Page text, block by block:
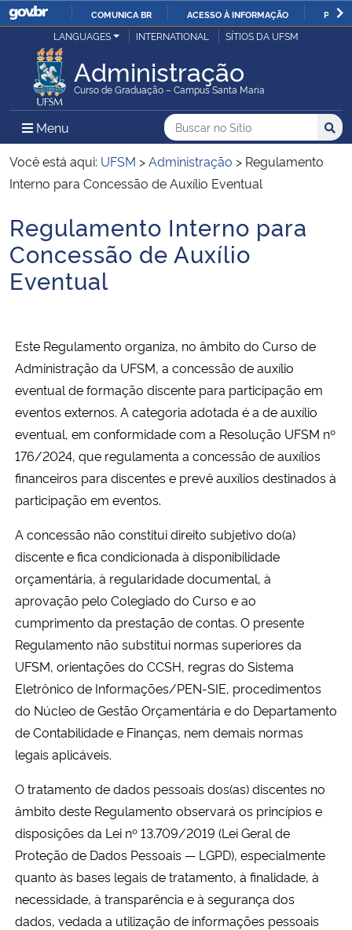
IR
O
COMUNICA BR ACESSO À INFORMAÇÃO
Ministério da Justiça e Segurança Pública
Ministério da Defesa
Ministério das Relações Exteriores
Ministério da Infraestrutura
Ministério da Agricultura, Pecuária e Abastecimento
Ministério da Cidadania
Ministério da Saúde
Ministério da Ciência, Tecnologia, Inovações e Comunicações
Ministério do Meio Ambiente
Ministério do Turismo
Controladoria-Geral da União
Ministério da Mulher, da Família e dos Direitos Humanos
Secretaria-Geral
Gabinete de Segurança Institucional
Advocacia-Geral da União
Banco Central do Brasil
LANGUAGES INTERNATIONAL SÍTIOS DA UFSM
Administração
Curso de Graduação – Campus Santa Maria
Menu Menu Principal do Sítio
Busca
Buscar no no Sítio
Busca:
Você está aqui: UFSM >Administração > Regulamento
Interno para Concessão de Auxílio Eventual
Início do conteúdo
Regulamento Interno para
Concessão de Auxílio
Eventual
Este Regulamento organiza, no âmbito do Curso de
Administração da UFSM, a concessão de auxílio
eventual de formação discente para participação em
eventos externos. A categoria adotada é a de auxílio
eventual, em conformidade com a Resolução UFSM nº
176/2024, que regulamenta a concessão de auxílios
financeiros para discentes e prevê auxílios destinados à
participação em eventos.
A concessão não constitui direito subjetivo do(a)
discente e fica condicionada à disponibilidade
orçamentária, à regularidade documental, à
aprovação pelo Colegiado do Curso e ao
cumprimento da prestação de contas. O presente
Regulamento não substitui normas superiores da
UFSM, orientações do CCSH, regras do Sistema
Eletrônico de Informações/PEN-SIE, procedimentos
do Núcleo de Gestão Orçamentária e do Departamento
de Contabilidade e Finanças, nem demais normas
legais aplicáveis.
O tratamento de dados pessoais dos(as) discentes no
âmbito deste Regulamento observará os princípios e
disposições da Lei nº 13.709/2019 (Lei Geral de
Proteção de Dados Pessoais — LGPD), especialmente
quanto às bases legais de tratamento, à finalidade, à
necessidade, à transparência e à segurança dos
dados, vedada a utilização de informações pessoais